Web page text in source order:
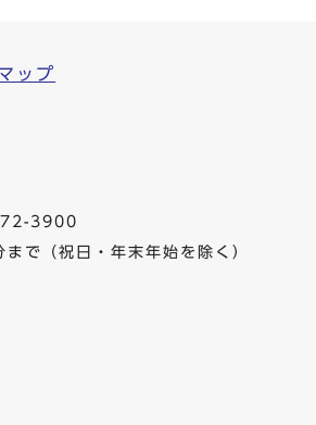
ップ
72-3900
（祝日・年末年始を除く）